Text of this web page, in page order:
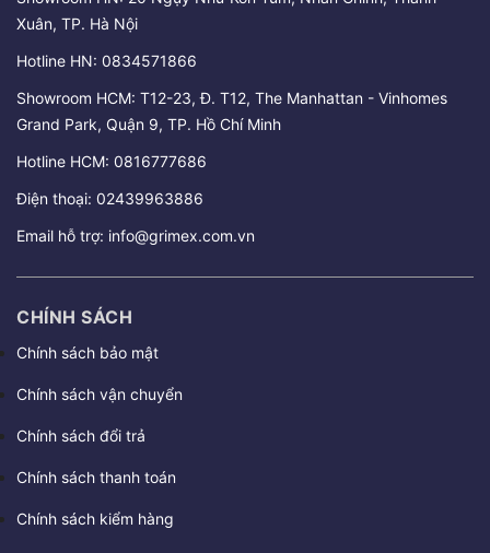
Xuân, TP. Hà Nội
Hotline HN: 0834571866
Showroom HCM: T12-23, Đ. T12, The Manhattan - Vinhomes
Grand Park, Quận 9, TP. Hồ Chí Minh
Hotline HCM: 0816777686
Điện thoại: 02439963886
Email hỗ trợ: info@grimex.com.vn
CHÍNH SÁCH
Chính sách bảo mật
Chính sách vận chuyển
Chính sách đổi trả
Chính sách thanh toán
Chính sách kiểm hàng